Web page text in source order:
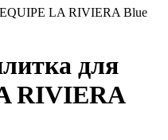
для
RIVIERA